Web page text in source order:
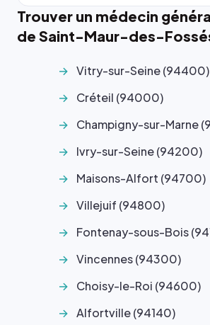
Trouver un médecin
de Saint-Maur-des-
Vitry-sur-Seine (94400)
Créteil (94000)
Champigny-sur-Marne
Ivry-sur-Seine (94200)
Maisons-Alfort (94700)
Villejuif (94800)
Fontenay-sous-Bois
Vincennes (94300)
Choisy-le-Roi (94600)
Alfortville (94140)